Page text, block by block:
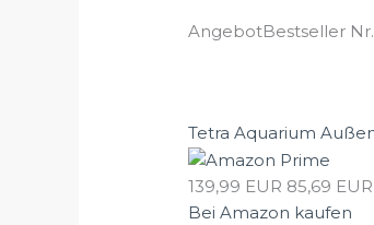
AngebotBestseller
Tetra Aquarium
139,99 EUR 85,69 EUR
Bei Amazon kaufen